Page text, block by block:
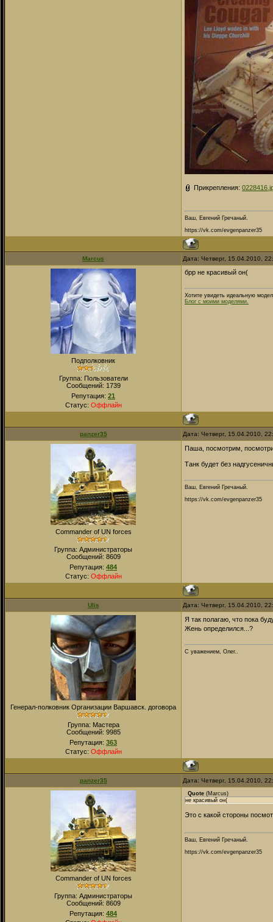
Прикрепления:
Ваш, Евгений Гречаный.
https://vk.com/evgenpanzer35
Marcus Дата: Четверг, 15.04.2010,
Подполковник
Группа: Пользователи
Сообщений: 1739
Репутация: 21
Статус: Оффлайн
брр не красивый он(
Хотите увидеть идеальную
Блог с моими моделями.
panzer35 Дата: Четверг, 15.04.2010,
Commander of UN forces
Группа: Администраторы
Сообщений: 8609
Репутация: 484
Статус: Оффлайн
Паша, посмотрим,
Танк будет без
Ваш, Евгений Гречаный.
https://vk.com/evgenpanzer35
Ulis Дата: Четверг, 15.04.2010,
Генерал-полковник Организации Варшавск. договора
Группа: Мастера
Сообщений: 9985
Репутация: 363
Статус: Оффлайн
Я так полагаю, что пока
Жень определился...?
С уважением, Олег..
panzer35 Дата: Четверг, 15.04.2010,
Commander of UN forces
Группа: Администраторы
Сообщений: 8609
Репутация: 484
Quote (Marcus)
не красивый он(
Это с какой стороны
Ваш, Евгений Гречаный.
https://vk.com/evgenpanzer35